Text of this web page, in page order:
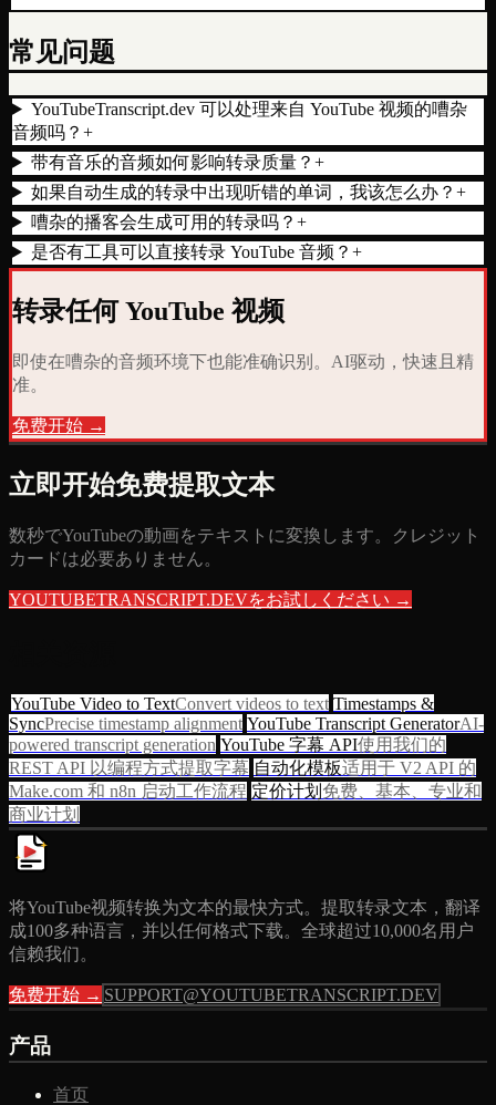
常见问题
YouTubeTranscript.dev 可以处理来自 YouTube 视频的嘈杂
音频吗？ +
带有音乐的音频如何影响转录质量？ +
如果自动生成的转录中出现听错的单词，我该怎么办？ +
嘈杂的播客会生成可用的转录吗？ +
是否有工具可以直接转录 YouTube 音频？ +
转录任何 YouTube 视频
即使在嘈杂的音频环境下也能准确识别。AI驱动，快速且精
准。
免费开始 →
立即开始免费提取文本
数秒でYouTubeの動画をテキストに変換します。クレジット
カードは必要ありません。
YOUTUBETRANSCRIPT.DEVをお試しください →
YouTube Video to TextConvert videos to text Timestamps &
SyncPrecise timestamp alignment YouTube Transcript GeneratorAI-
powered transcript generation YouTube 字幕 API使用我们的
REST API 以编程方式提取字幕 自动化模板适用于 V2 API 的
Make.com 和 n8n 启动工作流程 定价计划 免费、基本、专业和
商业计划
将YouTube视频转换为文本的最快方式。提取转录文本，翻译
成100多种语言，并以任何格式下载。全球超过10,000名用户
信赖我们。
免费开始 → SUPPORT@YOUTUBETRANSCRIPT.DEV
产品
首页